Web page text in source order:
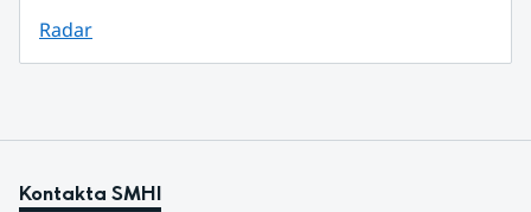
Radar
Kontakta SMHI